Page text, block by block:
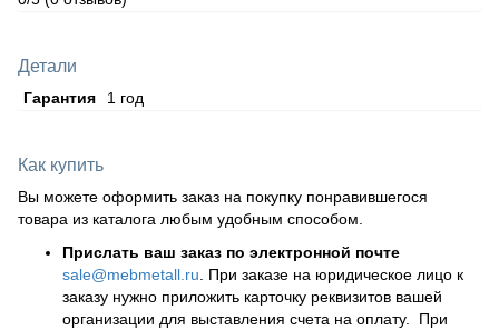
Детали
Гарантия 1 год
Как купить
Вы можете оформить заказ на покупку понравившегося
товара из каталога любым удобным способом.
Прислать ваш заказ по электронной почте
sale@mebmetall.ru . При заказе на юридическое лицо к
заказу нужно приложить карточку реквизитов вашей
организации для выставления счета на оплату. При